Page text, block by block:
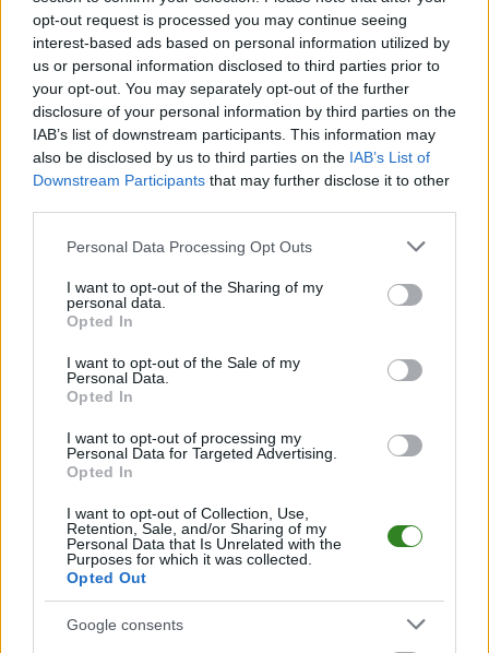
opt-out request is processed you may continue seeing
interest-based ads based on personal information utilized by
us or personal information disclosed to third parties prior to
your opt-out. You may separately opt-out of the further
disclosure of your personal information by third parties on the
IAB’s list of downstream participants. This information may
also be disclosed by us to third parties on the IAB’s List of
Downstream Participants that may further disclose it to other
Please note that this website/app uses one or more Google
not limited to your visit or usage behaviour. You may click to
grant or deny consent to Google and its third-party tags to
use your data for below specified purposes in below Google
consent section.
Personal Data Processing Opt Outs
I want to opt-out of the Sharing of my
personal data.
Opted In
I want to opt-out of the Sale of my
Personal Data.
Opted In
I want to opt-out of processing my
Personal Data for Targeted Advertising.
Opted In
I want to opt-out of Collection, Use,
Retention, Sale, and/or Sharing of my
Personal Data that Is Unrelated with the
Purposes for which it was collected.
Opted Out
Google consents
Wynik meczu Jasiołka Jaśliska vs Tęcza Zręcin
Po zakończeniu spotkania automatycznie publikujemyoficjalny wynik
spotkania, a także dane meczowe, jeśli są dostępne.
Pełny harmonogram rozgrywek dostępny jest tutaj:Krosno > Klasa A,
gr. II - terminarz.
Informacje o składach i strzelcach
rezerwowych, zmiany oraz listę strzelców bramek. Informacje te
Jeśli jesteś kibicem klubu Jasiołka Jaśliska lub Tęcza Zręcin - zaglądaj tutaj
częściej. Nasz serwis regularnie dostarcza informacje o
PodkarpacieLive.pl to największa bazameczów lokalnych drużyn
piłkarskichw województwie. Sprawdź nasze relacje, śledź ulubioną ligę i
bądź na bieżąco z wydarzeniami z boisk!
Analiza przed meczem: Jasiołka Jaśliska vs Tęcza Zręcin
Jasiołka Jaśliska - Tęcza Zręcin
2025. Początek meczu o godz. 14:00.
Jasiołka Jaśliskaprzystępuje do tego spotkania w roli gospodarza. Jak
drużyna radzi sobie w sezonie 2025/2026 rozgrywek Krosno > Klasa A, gr.
II przed własną publicznością? Na tej stronie możecie zobaczyć tabelę
uwzględniającą tylko mecze u siebie. W tabeli biorącej pod uwagę tylko
mecze wyjazdowe możecie natomiast sprawdzić jak spisuje się klub